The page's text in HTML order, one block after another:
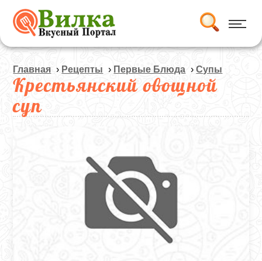
Главная › Рецепты › Первые Блюда ›Супы
Крестьянский овощной
суп